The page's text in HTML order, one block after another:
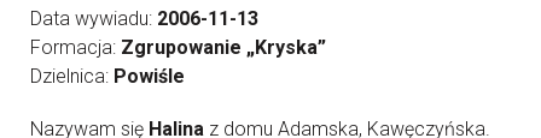
Data wywiadu: 2006-11-13
Formacja: Zgrupowanie „Kryska”
Dzielnica: Powiśle
Nazywam się Halina z domu Adamska, Kawęczyńska.